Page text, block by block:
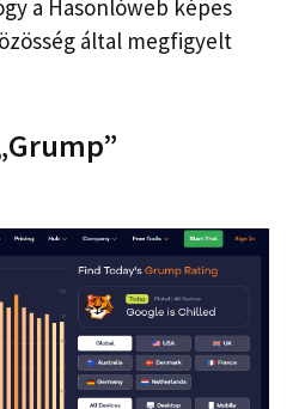
a Hasonlóweb képes
által megfigyelt